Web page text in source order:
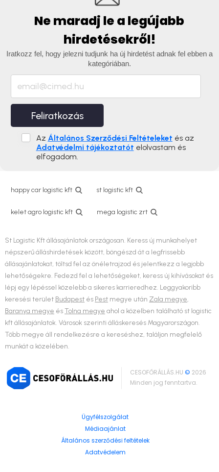
Ne maradj le a legújabb
hirdetésekről!
Iratkozz fel, hogy jelezni tudjunk ha új hirdetést adnak fel ebben a
kategóriában.
Feliratkozás
Az Általános Szerződési Feltételeket és az
Adatvédelmi tájékoztatót elolvastam és
elfogadom.
happy car logistic kft st logistic kft
kelet agro logistic kft mega logistic zrt
St Logistic Kft állásajánlatok országosan. Keress új munkahelyet
népszerű álláshirdetések között, böngészd át a legfrissebb
állásajánlatokat, töltsd fel az önéletrajzod és jelentkezz a legjobb
lehetőségekre. Fedezd fel a lehetőségeket, keress új kihívásokat és
lépj egy lépéssel közelebb a sikeres karrieredhez. Leggyakoribb
keresési terület Budapest és Pest megye után Zala megye,
Baranya megye ésTolna megye ahol a közelben található st logistic
kft állásajánlatok. Városok szerinti álláskeresés Magyarországon.
Több megye áll rendelkezésre a kereséshez, találjon megfelelő
munkát a közelében.
CESOFŐRÁLLÁS.HU© 2026
Minden jog fenntartva.
Ügyfélszolgálat
Médiaajánlat
Általános szerződési feltételek
Adatvédelem